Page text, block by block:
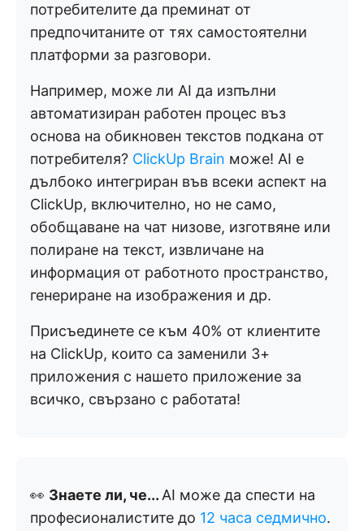
потребителите да преминат от
предпочитаните от тях самостоятелни
платформи за разговори.
Например, може ли AI да изпълни
автоматизиран работен процес въз
основа на обикновен текстов подкана от
потребителя? ClickUp Brain може! AI е
дълбоко интегриран във всеки аспект на
ClickUp, включително, но не само,
обобщаване на чат низове, изготвяне или
полиране на текст, извличане на
информация от работното пространство,
генериране на изображения и др.
Присъединете се към 40% от клиентите
на ClickUp, които са заменили 3+
приложения с нашето приложение за
всичко, свързано с работата!
👀 Знаете ли, че... AI може да спести на
професионалистите до 12 часа седмично.